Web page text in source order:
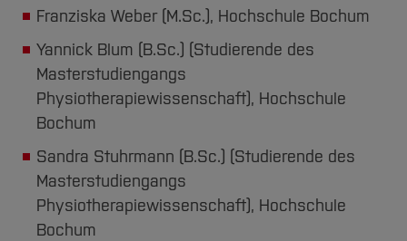
Franziska Weber (M.Sc.), Hochschule Bochum
Yannick Blum (B.Sc.) (Studierende des
Masterstudiengangs
Physiotherapiewissenschaft), Hochschule
Bochum
Sandra Stuhrmann (B.Sc.) (Studierende des
Masterstudiengangs
Physiotherapiewissenschaft), Hochschule
Bochum